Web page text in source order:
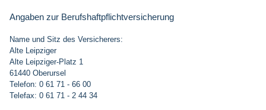
Angaben zur Berufshaftpflichtversicherung
Name und Sitz des Versicherers:
Alte Leipziger
Alte Leipziger-Platz 1
61440 Oberursel
Telefon: 0 61 71 - 66 00
Telefax: 0 61 71 - 2 44 34